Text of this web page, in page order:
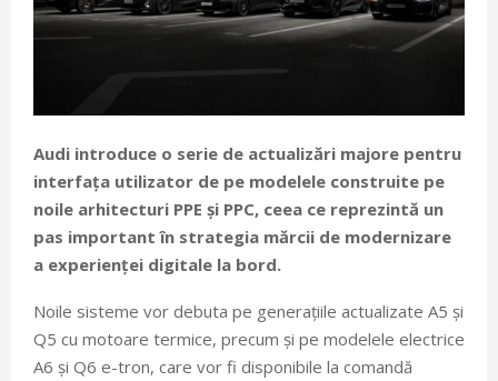
Audi introduce o serie de actualizări majore pentru
interfața utilizator de pe modelele construite pe
noile arhitecturi PPE și PPC, ceea ce reprezintă un
pas important în strategia mărcii de modernizare
a experienței digitale la bord.
Noile sisteme vor debuta pe generațiile actualizate A5 și
Q5 cu motoare termice, precum și pe modelele electrice
A6 și Q6 e-tron, care vor fi disponibile la comandă